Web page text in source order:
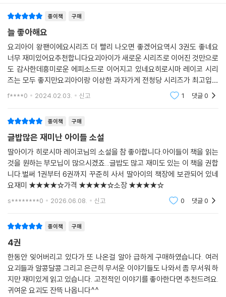
종이책 구매
늘 좋아해요
요괴아이 왕팬이에요시리즈 더 빨리 나오면 좋겠어요역시 3권도 좋네요
너무 재미있어요추천합니다요괴아이가 새로운 시리즈로 이어진 것만으로
도 감사한데흥미로운 에피소드로 이어지고 있네요히로시마 레이코 시리
즈는 모두 좋지만요괴아이랑 이상한 과자가게 전청당 시리즈가 최고입니
다번역을 모든 책들 좋지만 위의 시리즈부터 먼저 마무리해주시면 안 될까
f****0 2024.02.03. 신고 1 댓글0
종이책 구매
글밥많은 재미난 아이들 소설
딸아이가 히로시마 레이코님의 소설을 참 좋아합니다.아이들이 책을 읽는
것을 원하는 부모닙이 많으시겠죠...글밥도 많고 재미도 있는 이 책을 권합
니다.벌써 1권부터 6권까지 꾸준히 사서 딸아이의 책장에 보관되어 있네
요재미 ★★★★☆가격 ★★★★☆소장 ★★★★☆
s********0 2026.06.08. 신고 0 댓글0
종이책 구매
4권
한동안 잊어버리고 있다가 또 나온걸 알아 급하게 구매하였습니다. 여러
요괴들과 알콩달콩 그리고 은근히 무서운 이야기들도 나와서 좀 무서워 하
지만 재미있게 읽고 있습니다. 고전적인 이야기를 좋아한다면 추천드려요.
귀여운 요괴도 잔뜩 나옵니다^^